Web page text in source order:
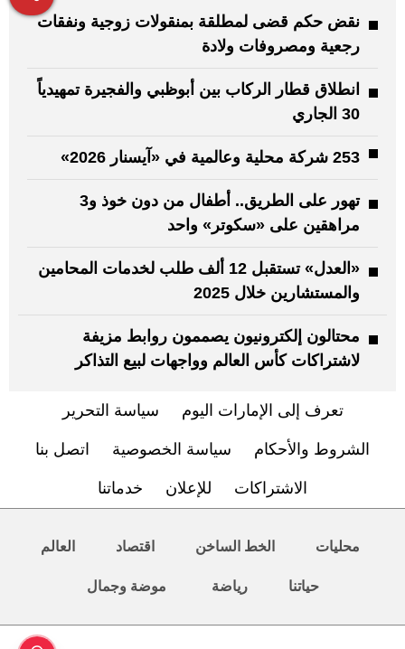
نقض حكم قضى لمطلقة بمنقولات زوجية ونفقات
رجعية ومصروفات ولادة
انطلاق قطار الركاب بين أبوظبي والفجيرة تمهيدياً
30 الجاري
253 شركة محلية وعالمية في «آيسنار 2026»
تهور على الطريق.. أطفال من دون خوذ و3
مراهقين على «سكوتر» واحد
«العدل» تستقبل 12 ألف طلب لخدمات المحامين
والمستشارين خلال 2025
محتالون إلكترونيون يصممون روابط مزيفة
لاشتراكات كأس العالم وواجهات لبيع التذاكر
تعرف إلى الإمارات اليوم سياسة التحرير
الشروط والأحكام سياسة الخصوصية اتصل بنا
الاشتراكات للإعلان خدماتنا
محليات الخط الساخن اقتصاد العالم
حياتنا رياضة موضة وجمال